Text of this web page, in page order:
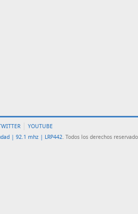
YOUTUBE
| 92.1 mhz | LRP442. Todos los derechos